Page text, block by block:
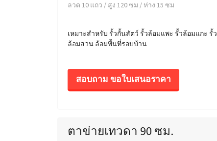
ลวด 10 แถว / สูง 120 ซม / ห่าง 15 ซม
เหมาะสำหรับ รั้วกั้นสัตว์ รั้วล้อมแพะ รั้วล้อมแกะ รั้ว
ล้อมสวน ล้อมพื้นที่รอบบ้าน
สอบถาม ขอใบเสนอราคา
ตาข่ายเทวดา 90 ซม.